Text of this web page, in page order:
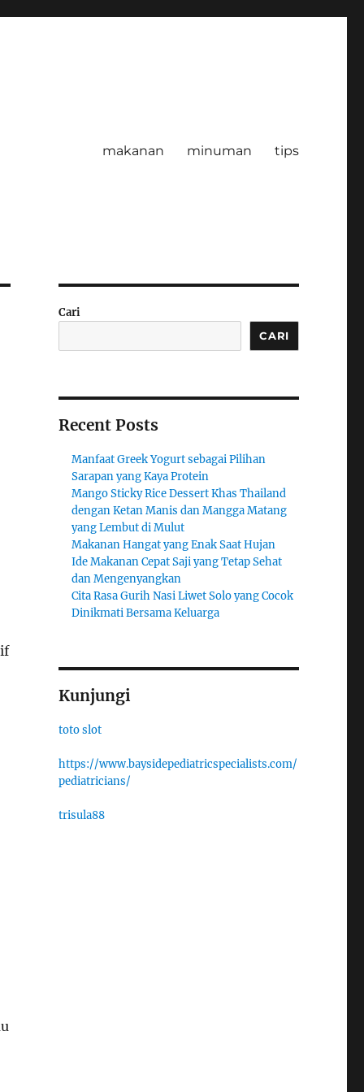
makanan minuman tips
Cari
CARI
Recent Posts
Manfaat Greek Yogurt sebagai Pilihan
Sarapan yang Kaya Protein
Mango Sticky Rice Dessert Khas Thailand
dengan Ketan Manis dan Mangga Matang
yang Lembut di Mulut
Makanan Hangat yang Enak Saat Hujan
Ide Makanan Cepat Saji yang Tetap Sehat
dan Mengenyangkan
Cita Rasa Gurih Nasi Liwet Solo yang Cocok
Dinikmati Bersama Keluarga
Kunjungi
toto slot
https://www.baysidepediatricspecialists.com/
pediatricians/
trisula88